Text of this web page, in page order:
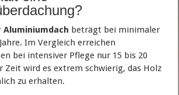
Aluminiumdach beträgt bei minimaler
Im Vergleich erreichen
bei intensiver Pflege nur 15 bis 20
Zeit wird es extrem schwierig, das Holz
zu erhalten.